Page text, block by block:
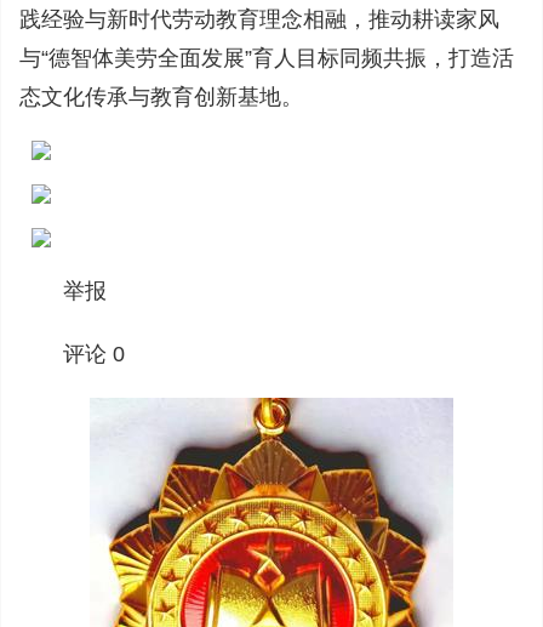
践经验与新时代劳动教育理念相融，推动耕读家风
与“德智体美劳全面发展”育人目标同频共振，打造活
态文化传承与教育创新基地。
举报
评论 0